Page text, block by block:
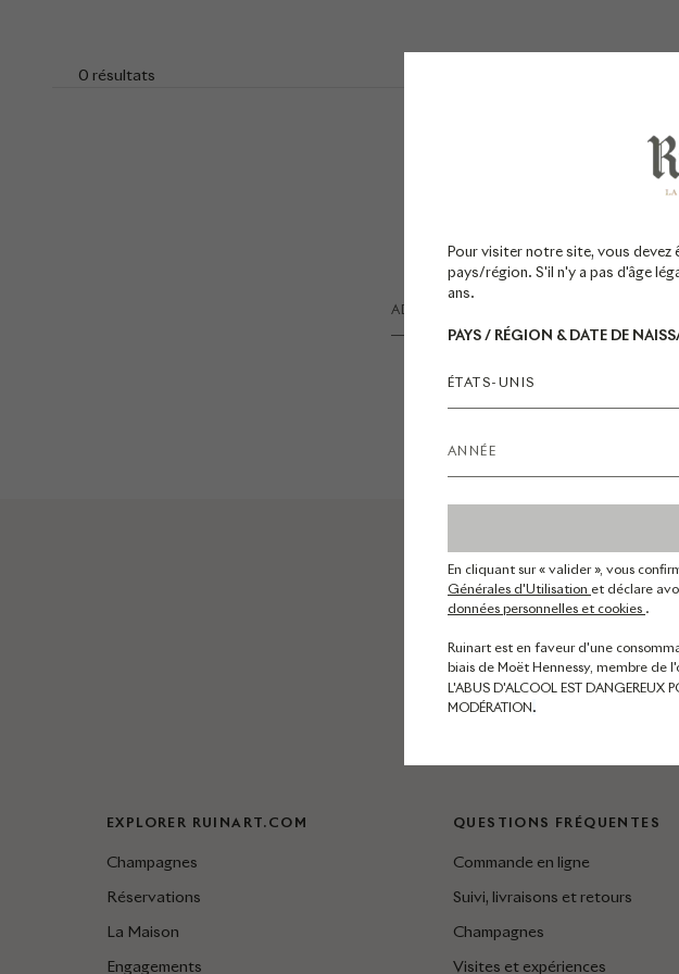
Pour visiter notre site, vous devez
pays/région. S'il n'y a pas d'âge
ans.
PAYS / RÉGION & DATE DE
ÉTATS-UNIS
En cliquant sur « valider », vous
Générales d'Utilisation et déclare
données personnelles et cookies .
Ruinart est en faveur d'une
biais de Moët Hennessy, membre de
L'ABUS D'ALCOOL EST DANGEREUX
MODÉRATION.
0 résultats
La
EXPLORER RUINART.COM
Champagnes
Réservations
La Maison
Engagements
QUESTIONS FRÉQUENTES
Commande en ligne
Suivi, livraisons et retours
Champagnes
Visites et expériences